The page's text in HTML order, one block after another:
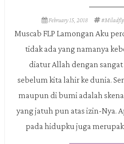
February 15, 2018
Muscab FLP Lamongan Aku
tidak ada yang namanya
diatur Allah dengan
sebelum kita lahir ke dunia.
maupun di bumi adalah
yang jatuh pun atas izin-Nya.
pada hidupku juga